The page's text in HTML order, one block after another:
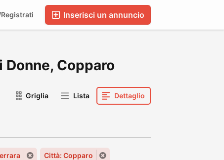
Inserisci un annuncio
Copparo
Griglia Lista Dettaglio
Città: Copparo